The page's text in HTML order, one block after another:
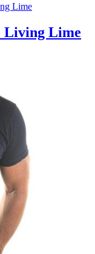
Living Lime